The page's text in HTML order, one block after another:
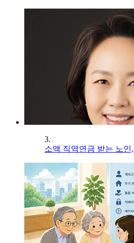
3.
소액 직역연금 받는 노